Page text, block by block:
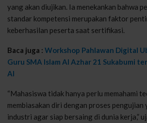
yang akan diujikan. Ia menekankan bahwa
standar kompetensi merupakan faktor
keberhasilan peserta saat sertifikasi.
Baca juga : Workshop Pahlawan Digital
Guru SMA Islam Al Azhar 21 Sukabumi
AI
“Mahasiswa tidak hanya perlu memahami
membiasakan diri dengan proses pengujian
industri agar siap bersaing di dunia kerja,”